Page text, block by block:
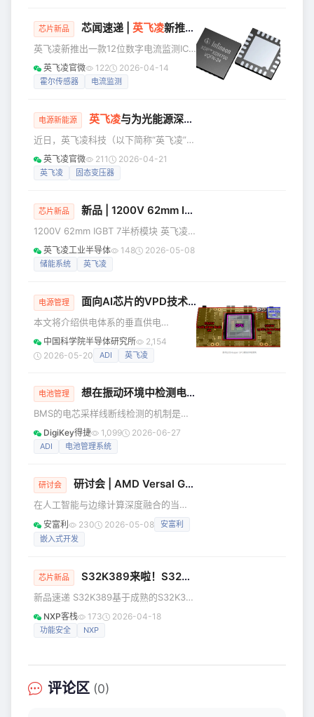
显示功能，也对系统的故
向系统架构协同，覆盖执行、感知、决策与供电等关键环节，
并通过跨层级机制满足 IEC 61508 与 ISO 26262 等标准要
求。 近期，TI 将举办工业自动化与机器人功能安
芯片新品 芯闻速递 | 英飞凌新推出一款12位数字电流监测IC XDM700-1；
英飞凌新推出一款12位数字电流监测IC
XDM700-1，提供高精度传感与报告功
能 全球功率系统和物联网领域的半导体
品XDM700-1。XDM700-1是一款适用于
高/低侧电流及电压传感的系统监测与报
告集成电路（IC），输入电压最高达80
V。该产品基于XDP7xx保护技术平台打
造，提供精准的实时测量、监测、报告
英飞凌官微 122 2026-04-14
霍尔传感器 电流监测
电源新能源 英飞凌与为光能源深度携手， 共筑固态变压器（SST）高可靠新未来
近日，英飞凌科技（以下简称“英飞凌”）
与西安为光能源科技有限公司（以下简
称“为光能源”）正式达成深度合作，携手
IGBT7及CoolSiC™ MOSFET G2碳化硅
分立器件技术，赋能为光能源研发更紧
凑、高效的通用固态变压器（SST）产
品，大幅提升其在储能系统与充电桩领
域的应用效能。双方还计划携手将英飞
英飞凌官微 211 2026-04-21
英飞凌 固态变压器
芯片新品 新品 | 1200V 62mm IGBT 7半桥模块产品线扩充
1200V 62mm IGBT 7半桥模块 英飞凌
推出1200V 62mm半桥模块产品扩充，
额定电流涵盖450A到800A，采用预涂
■ FF800R12KE7P_E
■ FF600R12KE7P
■ FF600R12KE7P_E
■ FF450R12KE7P
■ FF450R12KE7P_E 产品特性 最高功
英飞凌工业半导体 148 2026-05-08
储能系统 英飞凌
电源管理 面向AI芯片的VPD技术是什么？
本文将介绍供电体系的垂直供电
（Vertical Power Delivery，VPD）现
状和发展趋势。 AI芯片供电为何面临瓶
电（Vertical Power Delivery，VPD）
演进。VPD并非简单的电源小型化，而
是一场系统级供电架构的重构。 AI处理
器的算力扩展带来了更高的功耗。当核
心电压维持在0.6V至0.8V左右
中国科学院半导体研究所
2,154
2026-05-20
ADI 英飞凌
电池管理 想在振动环境中检测电芯采样线断线？BMS机制是关键！
BMS的电芯采样线断线检测的机制是什
么？ 振动导致的短暂接触不良会被误报
为断线吗？ 振动环境下除了AFE 芯片，
动储能）中，如何检测电芯采样线断
线？ 储能设备在运输、户外使用、机械
振动下，采样线可能出现： 间歇性接触
不良 轻微松动但可恢复 完全断线 工程
师需要判断：系统是否会误报？是否能
DigiKey得捷 1,099 2026-06-27
ADI 电池管理系统
研讨会 研讨会 | AMD Versal Gen 2 开发实战进阶工坊——北京站
在人工智能与边缘计算深度融合的当
下，如何用新一代自适应计算技术实现
系统高效加速，已经成为产品落地与技
“AMD Versal Gen 2 开发实战进阶工坊”
系列活动，会在上海、苏州、深圳、广
州、北京、南京、杭州、成都等多地举
办。 活动将聚焦第二代 AMD Versal™
AI Edge 系列 VEK385 评估套件，通过
安富利 230 2026-05-08
安富利
嵌入式开发
芯片新品 S32K389来啦！S32K3 MCU高配版，主打高端汽车控制应用！
新品速递 S32K389基于成熟的S32K3平
台打造，是这一产品系列的新成员。它
配备了高达12MB的闪存和2.3MB的
320MHz，支持锁步锁模式、双路
1Gbps以太网以及配备AES加速器的
NXP客栈 173 2026-04-18
功能安全 NXP
评论区 (0)